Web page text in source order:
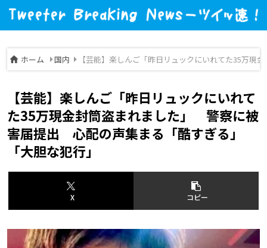
ホーム 国内 【芸能】楽しんご「昨日リュックにいれてた35万
【芸能】楽しんご「昨日リュックにいれて
た35万現金封筒盗まれました」 警察に被
害届提出 心配の声集まる「酷すぎる」
「大胆な犯行」
X コピー